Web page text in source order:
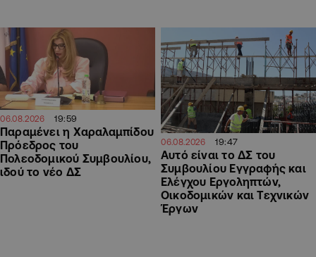
06.08.2026 19:59
Παραμένει η Χαραλαμπίδου
Πρόεδρος του
Πολεοδομικού Συμβουλίου,
ιδού το νέο ΔΣ
06.08.2026 19:47
Αυτό είναι το ΔΣ του
Συμβουλίου Εγγραφής και
Ελέγχου Εργοληπτών,
Οικοδομικών και Τεχνικών
Έργων